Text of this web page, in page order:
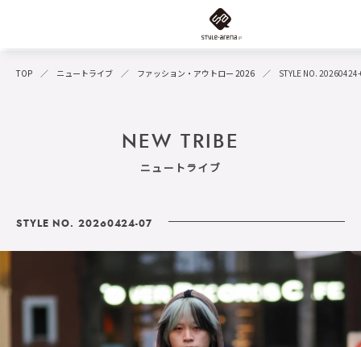
TOP ニュートライブ ファッション・アウトロー 2026 STYLE NO.
NEW TRIBE
ニュートライブ
STYLE NO. 20260424-07